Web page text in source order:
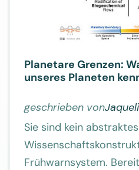
Planetare Grenzen:
unseres Planeten
geschrieben von
Sie sind kein abstraktes
Frühwarnsystem.